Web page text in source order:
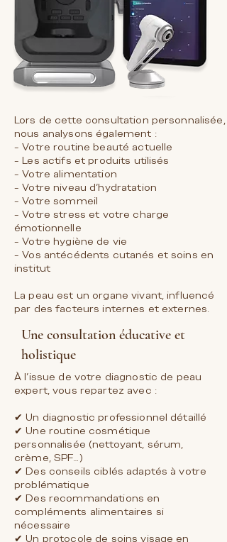
Lors de cette consultation personnalisée,
nous analysons également :
- Votre routine beauté actuelle
- Les actifs et produits utilisés
- Votre alimentation
- Votre niveau d’hydratation
- Votre sommeil
- Votre stress et votre charge
émotionnelle
- Votre hygiène de vie
- Vos antécédents cutanés et soins en
institut
La peau est un organe vivant, influencé
par des facteurs internes et externes.
Une consultation éducative et
holistique
À l’issue de votre diagnostic de peau
expert, vous repartez avec :
✔ Un diagnostic professionnel détaillé
✔ Une routine cosmétique
personnalisée (nettoyant, sérum,
crème, SPF…)
✔ Des conseils ciblés adaptés à votre
problématique
✔ Des recommandations en
compléments alimentaires si
nécessaire
✔ Un protocole de soins visage en